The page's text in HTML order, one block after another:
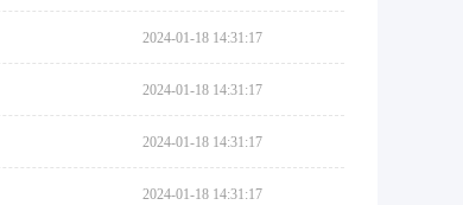
2024-01-18 14:31:17
2024-01-18 14:31:17
2024-01-18 14:31:17
2024-01-18 14:31:17